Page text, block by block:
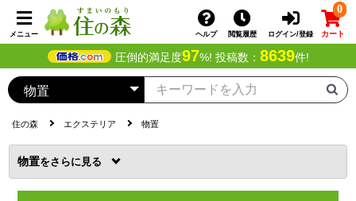
メニュー ヘルプ 閲覧履歴 ログイン/登録
0
カート
圧倒的満足度97%! 投稿数： 8639件!
住の森 エクステリア 物置
物置を